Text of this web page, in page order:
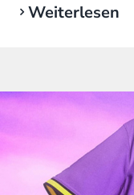
Weiterlesen